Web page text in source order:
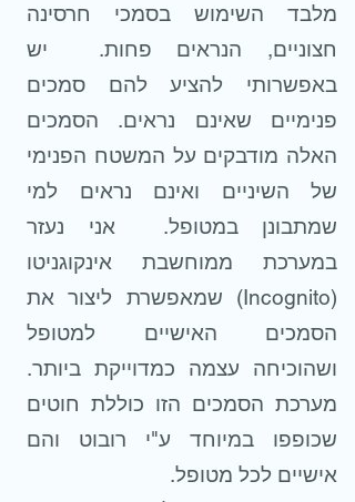
מלבד השימוש בסמכי חרסינה
חצוניים, הנראים פחות. יש
באפשרותי להציע להם סמכים
פנימיים שאינם נראים. הסמכים
האלה מודבקים על המשטח הפנימי
של השיניים ואינם נראים למי
שמתבונן במטופל. אני נעזר
במערכת ממוחשבת אינקוגניטו
(Incognito) שמאפשרת ליצור את
הסמכים האישיים למטופל
ושהוכיחה עצמה כמדוייקת ביותר.
מערכת הסמכים הזו כוללת חוטים
שכופפו במיוחד ע"י רובוט והם
אישיים לכל מטופל.